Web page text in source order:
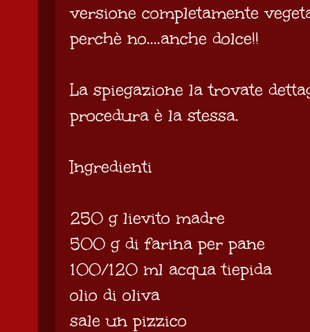
versione completamente
perchè no....anche dolce!!
La spiegazione la trovate
procedura è la stessa.
Ingredienti
250 g lievito madre
500 g di farina per pane
100/120 ml acqua tiepida
olio di oliva
sale un pizzico